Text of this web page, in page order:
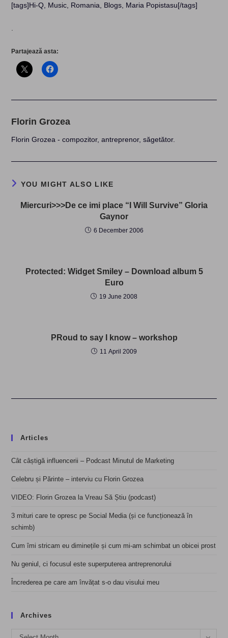
[tags]Hi-Q, Music, Romania, Blogs, Maria Popistasu[/tags]
Partajează asta:
Florin Grozea
Florin Grozea - compozitor, antreprenor, săgetător.
YOU MIGHT ALSO LIKE
Miercuri>>>De ce imi place “I Will Survive” Gloria
Gaynor
6 December 2006
Protected: Widget Smiley – Download album 5
Euro
19 June 2008
PRoud to say I know – workshop
11 April 2009
Articles
Cât câștigă influencerii – Podcast Minutul de Marketing
Celebru și Părinte – interviu cu Florin Grozea
VIDEO: Florin Grozea la Vreau Să Știu (podcast)
3 mituri care te opresc pe Social Media (și ce funcționează în
schimb)
Cum îmi stricam eu diminețile și cum mi-am schimbat un obicei prost
Nu geniul, ci focusul este superputerea antreprenorului
Încrederea pe care am învățat s-o dau visului meu
Archives
Archives